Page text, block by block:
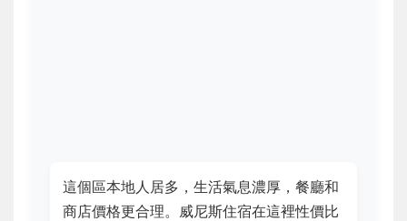
這個區本地人居多，生活氣息濃厚，餐廳和
商店價格更合理。威尼斯住宿在這裡性價比